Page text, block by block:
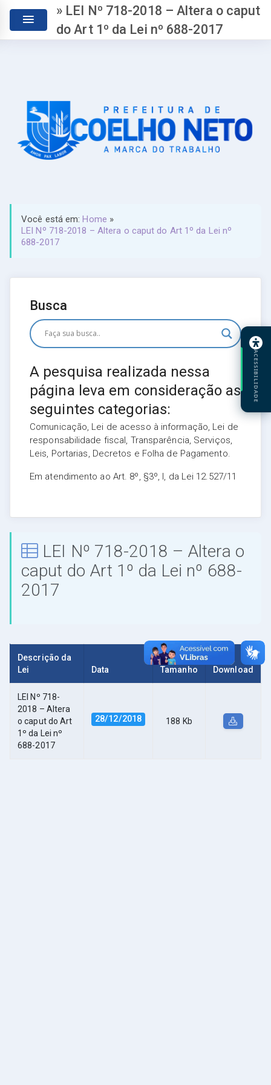
» LEI Nº 718-2018 – Altera o caput
do Art 1º da Lei nº 688-2017
Você está em:Home »
LEI Nº 718-2018 – Altera o caput do Art 1º da Lei nº
688-2017
Busca
A pesquisa realizada nessa
página leva em consideração as
seguintes categorias:
Comunicação, Lei de acesso à informação, Lei de
responsabilidade fiscal, Transparência, Serviços,
Leis, Portarias, Decretos e Folha de Pagamento.
Em atendimento ao Art. 8º, §3º, I, da Lei 12.527/11
LEI Nº 718-2018 – Altera o
caput do Art 1º da Lei nº 688-
2017
Descrição da
Lei
Data Tamanho Download
LEI Nº 718-
2018 – Altera
o caput do Art
1º da Lei nº
688-2017
28/12/2018 188 Kb
ACESSIBILIDADE